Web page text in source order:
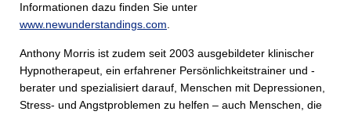
Informationen dazu finden Sie unter
www.newunderstandings.com
Anthony Morris ist zudem seit 2003 ausgebildeter klinischer
Hypnotherapeut, ein erfahrener Persönlichkeitstrainer und -
berater und spezialisiert darauf, Menschen mit Depressionen,
Stress- und Angstproblemen zu helfen – auch Menschen, die